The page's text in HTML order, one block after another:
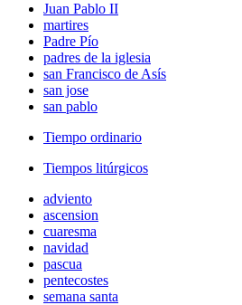
Juan Pablo II
martires
Padre Pío
padres de la iglesia
san Francisco de Asís
san jose
san pablo
Tiempo ordinario
Tiempos litúrgicos
adviento
ascension
cuaresma
navidad
pascua
pentecostes
semana santa